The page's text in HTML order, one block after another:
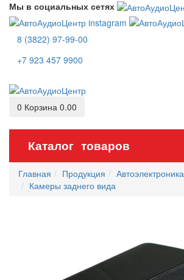
Мы в социальных сетях
8 (3822) 97-99-00
+7 923 457 9900
0 Корзина 0.00
Каталог товаров
Главная Продукция
Автоэлектроника
Камеры заднего вида